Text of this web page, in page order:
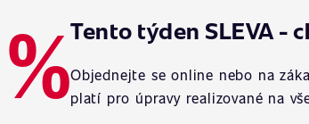
Tento týden SLEVA -
Objednejte se online nebo na
platí pro úpravy realizované na